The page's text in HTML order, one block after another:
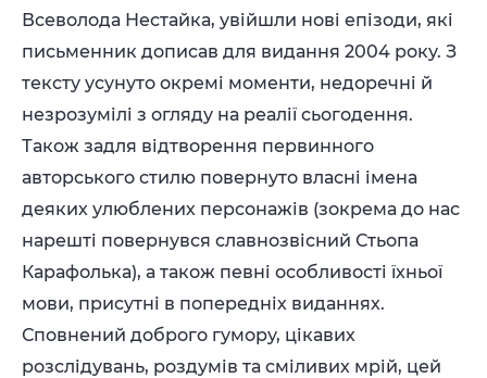
Всеволода Нестайка, увійшли нові епізоди, які
письменник дописав для видання 2004 року. З
тексту усунуто окремі моменти, недоречні й
незрозумілі з огляду на реалії сьогодення.
Також задля відтворення первинного
авторського стилю повернуто власні імена
деяких улюблених персонажів (зокрема до нас
нарешті повернувся славнозвісний Стьопа
Карафолька), а також певні особливості їхньої
мови, присутні в попередніх виданнях.
Сповнений доброго гумору, цікавих
розслідувань, роздумів та сміливих мрій, цей